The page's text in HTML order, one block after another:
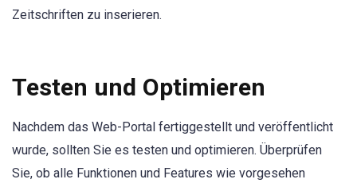
Zeitschriften zu inserieren.
Testen und Optimieren
Nachdem das Web-Portal fertiggestellt und veröffentlicht
wurde, sollten Sie es testen und optimieren. Überprüfen
Sie, ob alle Funktionen und Features wie vorgesehen